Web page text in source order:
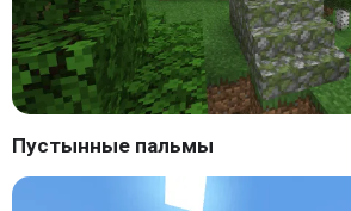
Пустынные пальмы